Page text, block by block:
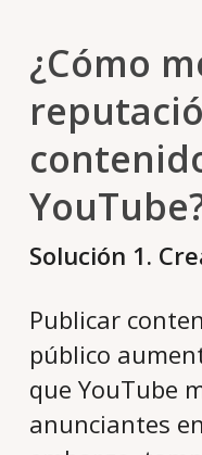
¿Cómo
Solución 1.
Publicar
público
que YouTube
anunciantes